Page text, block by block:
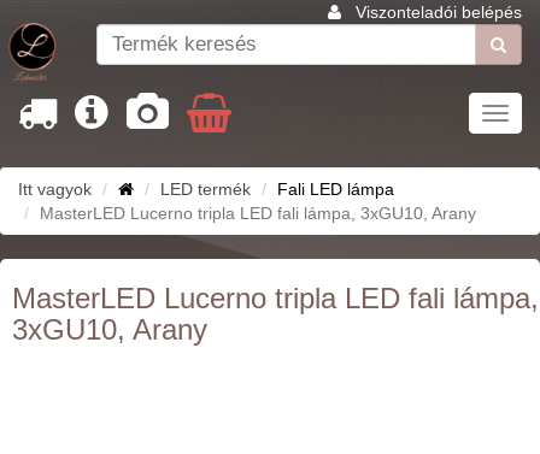
Viszonteladói belépés
Itt vagyok LED termék
Fali LED lámpa
MasterLED Lucerno tripla LED fali lámpa, 3xGU10, Arany
MasterLED Lucerno tripla LED fali lámpa,
3xGU10, Arany